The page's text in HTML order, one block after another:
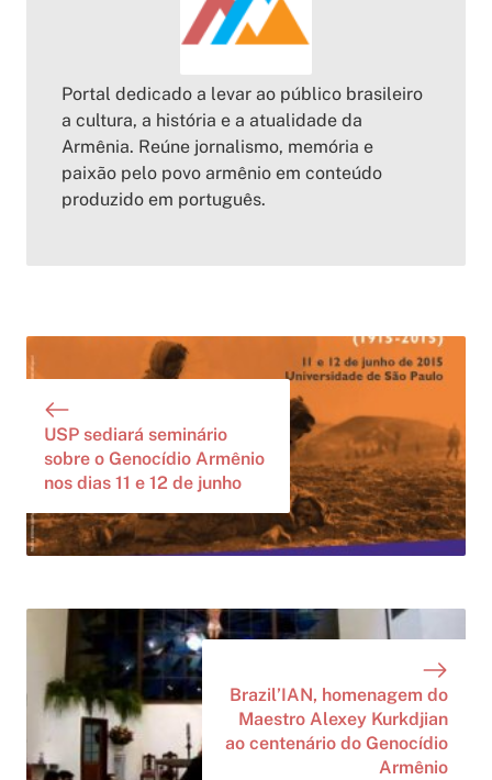
Portal dedicado a levar ao público brasileiro
a cultura, a história e a atualidade da
Armênia. Reúne jornalismo, memória e
paixão pelo povo armênio em conteúdo
produzido em português.
USP sediará seminário
sobre o Genocídio Armênio
nos dias 11 e 12 de junho
Brazil’IAN, homenagem do
Maestro Alexey Kurkdjian
ao centenário do Genocídio
Armênio